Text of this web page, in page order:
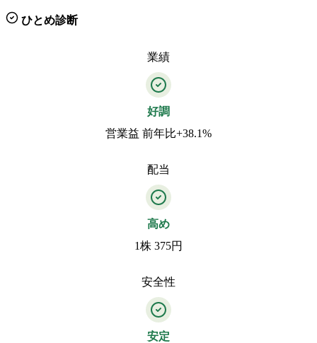
ひとめ診断
業績
好調
営業益 前年比+38.1%
配当
高め
1株 375円
安全性
安定